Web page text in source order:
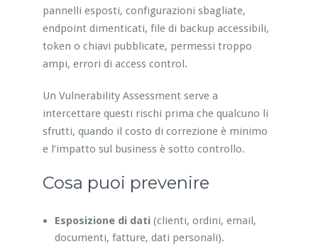
pannelli esposti, configurazioni sbagliate,
endpoint dimenticati, file di backup accessibili,
token o chiavi pubblicate, permessi troppo
ampi, errori di access control.
Un Vulnerability Assessment serve a
intercettare questi rischi prima che qualcuno li
sfrutti, quando il costo di correzione è minimo
e l’impatto sul business è sotto controllo.
Cosa puoi prevenire
Esposizione di dati(clienti, ordini, email,
documenti, fatture, dati personali).